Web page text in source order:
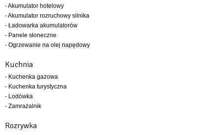
- Akumulator hotelowy
- Akumulator rozruchowy silnika
- Ładowarka akumulatorów
- Panele słoneczne
- Ogrzewanie na olej napędowy
Kuchnia
- Kuchenka gazowa
- Kuchenka turystyczna
- Lodówka
- Zamrażalnik
Rozrywka